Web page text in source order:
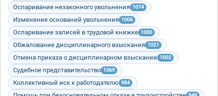
Оспаривание незаконного увольнения 1074
Изменение оснований увольнения 1006
Оспаривание записей в трудовой книжке 1000
Обжалование дисциплинарного взыскания 1021
Отмена приказа о дисциплинарном взыскании 1002
Судебное представительство 1069
Коллективный иск к работодателю 984